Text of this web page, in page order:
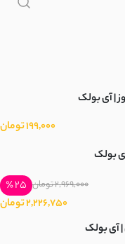
| آی بولک
199,000 تومان
بولک
2,969,000 تومان
25 ٪
2,226,750 تومان
| آی بولک